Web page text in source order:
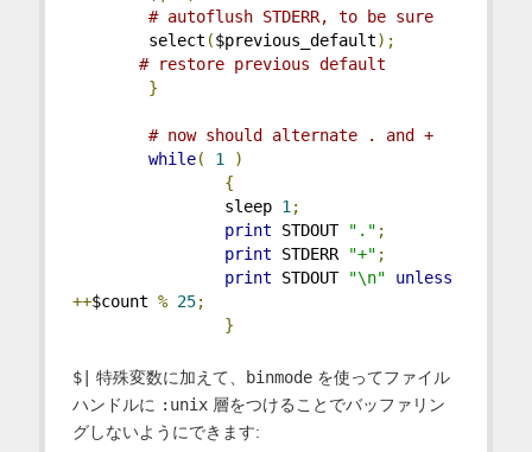
# autoflush STDERR, to be sure
select ($previous_default);
# restore previous default
}
# now should alternate . and +
while( 1
)
{
sleep 1 ;
print STDOUT "." ;
print STDERR "+" ;
print STDOUT "\n"
unless
++$count % 25;
}
$| 特殊変数に加えて、 binmodeを使ってファイル
ハンドルに :unix層をつけることでバッファリン
グしないようにできます: